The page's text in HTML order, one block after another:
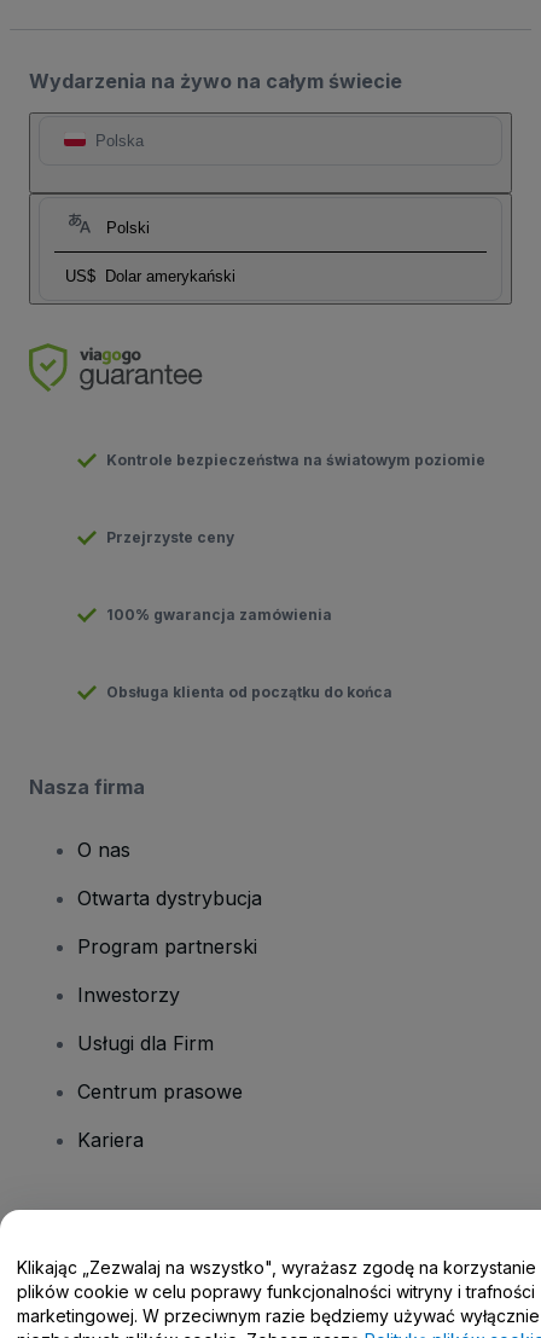
Wydarzenia na żywo na całym świecie
Polska
Polski
US$ Dolar amerykański
Kontrole bezpieczeństwa na światowym poziomie
Przejrzyste ceny
100% gwarancja zamówienia
Obsługa klienta od początku do końca
Nasza firma
O nas
Otwarta dystrybucja
Program partnerski
Inwestorzy
Usługi dla Firm
Centrum prasowe
Kariera
Centrum pomocy / Skontaktuj się z nami
Klikając „Zezwalaj na wszystko", wyrażasz zgodę na korzystanie
plików cookie w celu poprawy funkcjonalności witryny i trafności
marketingowej. W przeciwnym razie będziemy używać wyłącznie